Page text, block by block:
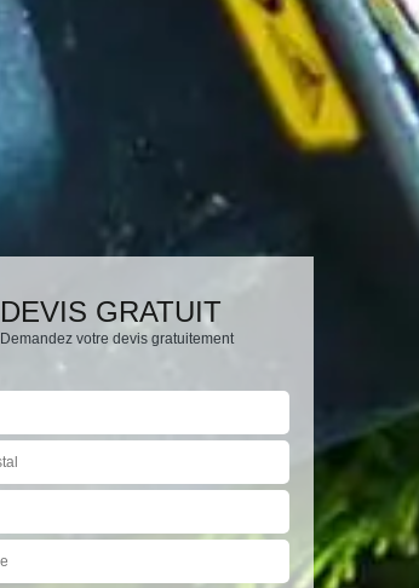
DEVIS GRATUIT
Demandez votre devis gratuitement